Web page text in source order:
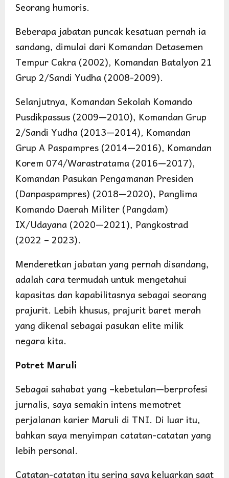
Seorang humoris.
Beberapa jabatan puncak kesatuan pernah ia
sandang, dimulai dari Komandan Detasemen
Tempur Cakra (2002), Komandan Batalyon 21
Grup 2/Sandi Yudha (2008-2009).
Selanjutnya, Komandan Sekolah Komando
Pusdikpassus (2009—2010), Komandan Grup
2/Sandi Yudha (2013—2014), Komandan
Grup A Paspampres (2014—2016), Komandan
Korem 074/Warastratama (2016—2017),
Komandan Pasukan Pengamanan Presiden
(Danpaspampres) (2018—2020), Panglima
Komando Daerah Militer (Pangdam)
IX/Udayana (2020—2021), Pangkostrad
(2022 – 2023).
Menderetkan jabatan yang pernah disandang,
adalah cara termudah untuk mengetahui
kapasitas dan kapabilitasnya sebagai seorang
prajurit. Lebih khusus, prajurit baret merah
yang dikenal sebagai pasukan elite milik
negara kita.
Potret Maruli
Sebagai sahabat yang –kebetulan—berprofesi
jurnalis, saya semakin intens memotret
perjalanan karier Maruli di TNI. Di luar itu,
bahkan saya menyimpan catatan-catatan yang
lebih personal.
Catatan-catatan itu sering saya keluarkan saat